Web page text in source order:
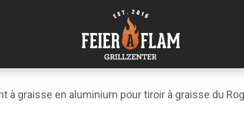
à graisse en aluminium pour tiroir à graisse du